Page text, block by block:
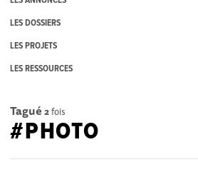
LES DOSSIERS
LES PROJETS
LES RESSOURCES
Tagué 2fois
#PHOTO